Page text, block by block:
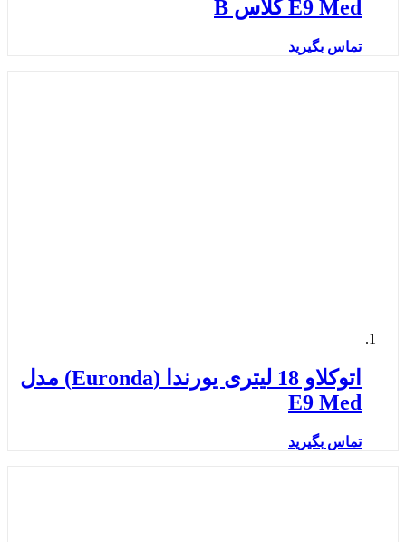
E9 Med کلاس B
تماس بگیرید
اتوکلاو 18 لیتری یورندا (Euronda) مدل
E9 Med
تماس بگیرید